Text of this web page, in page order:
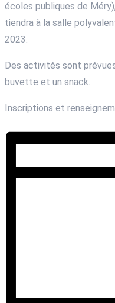
écoles publiques de
tiendra à la salle
2023.
Des activités sont
buvette et un snack.
Inscriptions et